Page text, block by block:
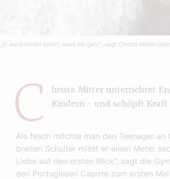
„Er weiß immer sofort, wie’s mir geht“, sagt Christa Mitter
C
hrista Mitter unterrichtet
Kindern – und schöpft Kraft
Als fesch möchte man den Teenager
breiten Schulter misst er einen Meter
Liebe auf den ersten Blick“, sagt die
den Portugiesen Capote zum ersten